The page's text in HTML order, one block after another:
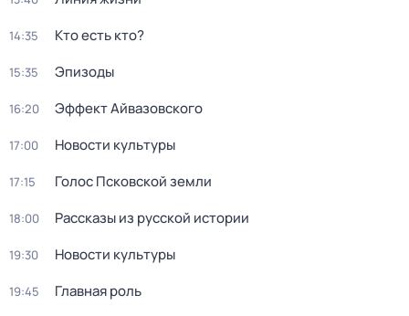
14:35 Кто есть кто?
15:35 Эпизоды
16:20 Эффект Айвазовского
17:00 Новости культуры
17:15 Голос Псковской земли
18:00 Рассказы из русской истории
19:30 Новости культуры
19:45 Главная роль